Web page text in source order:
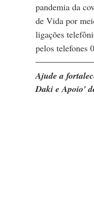
pandemia da
de Vida por
ligações
pelos telefones
Ajude a
Daki e Apoio'